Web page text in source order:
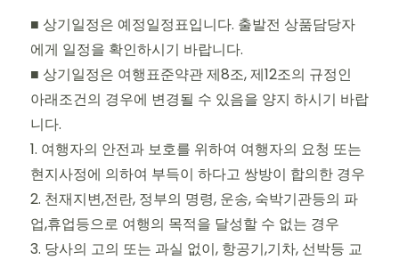
■ 상기일정은 예정일정표입니다. 출발전 상품담당자
에게 일정을 확인하시기 바랍니다.
■ 상기일정은 여행표준약관 제8조, 제12조의 규정인
아래조건의 경우에 변경될 수 있음을 양지 하시기 바랍
니다.
1. 여행자의 안전과 보호를 위하여 여행자의 요청 또는
현지사정에 의하여 부득이 하다고 쌍방이 합의한 경우
2. 천재지변,전란, 정부의 명령, 운송, 숙박기관등의 파
업,휴업등으로 여행의 목적을 달성할 수 없는 경우
3. 당사의 고의 또는 과실 없이, 항공기,기차, 선박등 교